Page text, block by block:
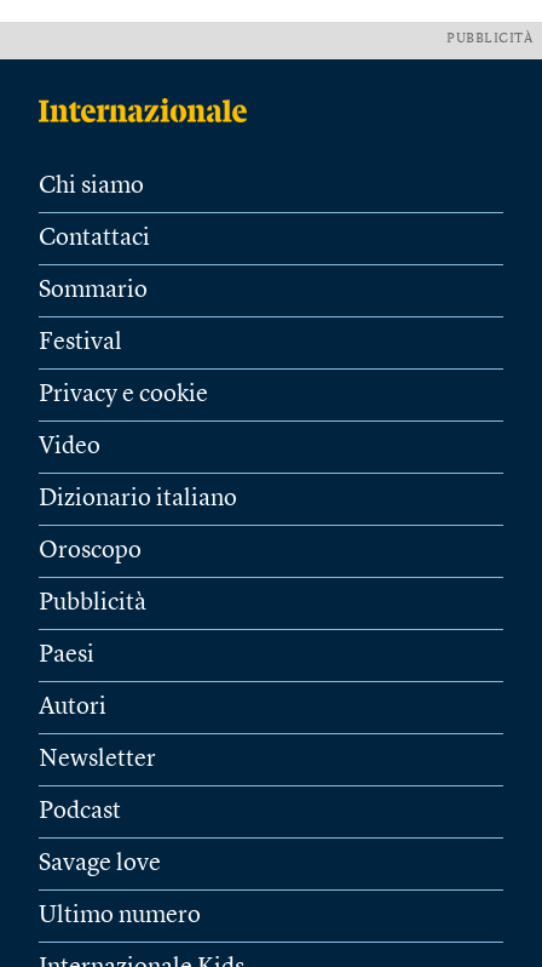
PUBBLICITÀ
Chi siamo
Contattaci
Sommario
Festival
Privacy e cookie
Video
Dizionario italiano
Oroscopo
Pubblicità
Paesi
Autori
Newsletter
Podcast
Savage love
Ultimo numero